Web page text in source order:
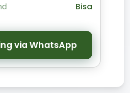
Bisa
via WhatsApp